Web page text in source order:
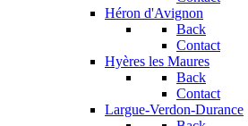
Héron d'Avignon
Back
Contact
Hyères les Maures
Back
Contact
Largue-Verdon-Durance